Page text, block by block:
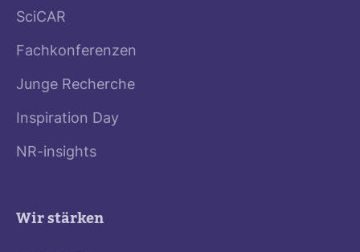
SciCAR
Fachkonferenzen
Junge Recherche
Inspiration Day
NR-insights
Wir stärken